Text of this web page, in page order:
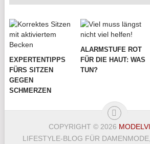
EXPERTENTIPPS
FÜRS SITZEN
GEGEN
SCHMERZEN
ALARMSTUFE ROT
FÜR DIE HAUT: WAS
TUN?
COPYRIGHT © 2026
LIFESTYLE-BLOG FÜR